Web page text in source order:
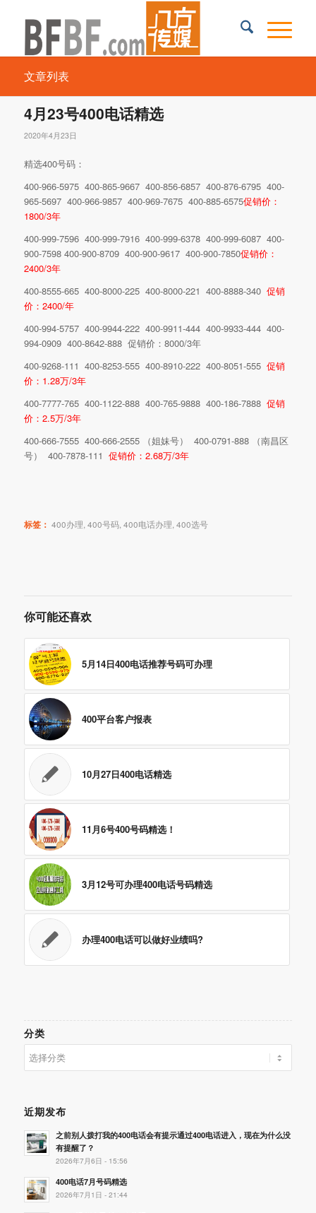
文章列表
4月23号400电话精选
2020年4月23日
精选400号码：
400-966-5975 400-865-9667 400-856-6857 400-876-6795 400-
965-5697 400-966-9857 400-969-7675 400-885-6575促销价：
1800/3年
400-999-7596 400-999-7916 400-999-6378 400-999-6087 400-
900-7598 400-900-8709 400-900-9617 400-900-7850促销价：
2400/3年
400-8555-665 400-8000-225 400-8000-221 400-8888-340 促销
价：2400/年
400-994-5757 400-9944-222 400-9911-444 400-9933-444 400-
994-0909 400-8642-888 促销价：8000/3年
400-9268-111 400-8253-555 400-8910-222 400-8051-555 促销
价：1.28万/3年
400-7777-765 400-1122-888 400-765-9888 400-186-7888 促销
价：2.5万/3年
400-666-7555 400-666-2555 （姐妹号） 400-0791-888 （南昌区
号） 400-7878-111 促销价：2.68万/3年
标签： 400办理 400号码, 400电话办理 400选号
你可能还喜欢
5月14日400电话推荐号码可办理
400平台客户报表
10月27日400电话精选
11月6号400号码精选！
3月12号可办理400电话号码精选
办理400电话可以做好业绩吗?
分类
类
近期发布
之前别人拨打我的400电话会有提示通过400电话进入，现在为什么没
有提醒了？
2026年7月6日 - 15:56
400电话7月号码精选
2026年7月1日 - 21:44